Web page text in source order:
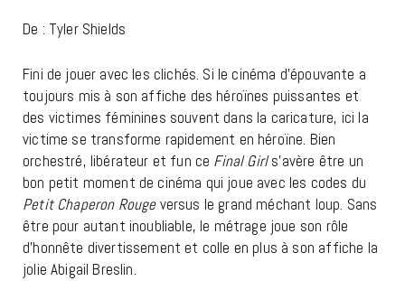
De : Tyler Shields
Fini de jouer avec les clichés. Si le cinéma d’épouvante a
toujours mis à son affiche des héroïnes puissantes et
des victimes féminines souvent dans la caricature, ici la
victime se transforme rapidement en héroïne. Bien
orchestré, libérateur et fun ce Final Girls’avère être un
bon petit moment de cinéma qui joue avec les codes du
Petit Chaperon Rougeversus le grand méchant loup. Sans
être pour autant inoubliable, le métrage joue son rôle
d’honnête divertissement et colle en plus à son affiche la
jolie Abigail Breslin.